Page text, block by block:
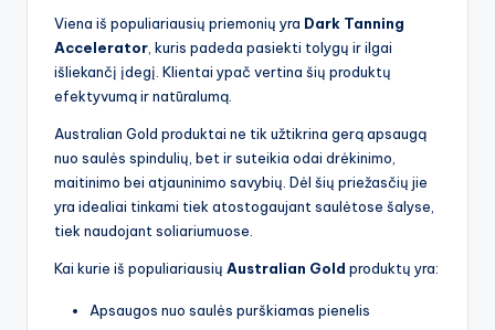
Viena iš populiariausių priemonių yra Dark Tanning
Accelerator , kuris padeda pasiekti tolygų ir ilgai
išliekančį įdegį. Klientai ypač vertina šių produktų
efektyvumą ir natūralumą.
Australian Gold produktai ne tik užtikrina gerą apsaugą
nuo saulės spindulių, bet ir suteikia odai drėkinimo,
maitinimo bei atjauninimo savybių. Dėl šių priežasčių jie
yra idealiai tinkami tiek atostogaujant saulėtose šalyse,
tiek naudojant soliariumuose.
Kai kurie iš populiariausių Australian Gold produktų yra:
Apsaugos nuo saulės purškiamas pienelis